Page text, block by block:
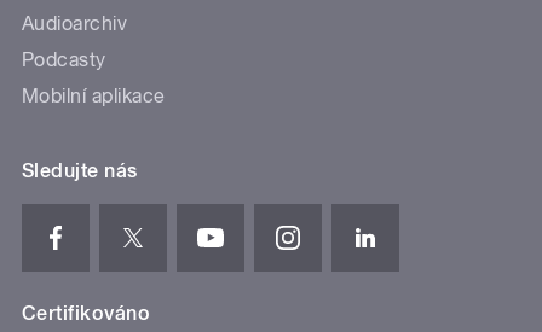
Audioarchiv
Podcasty
Mobilní aplikace
Sledujte nás
Certifikováno